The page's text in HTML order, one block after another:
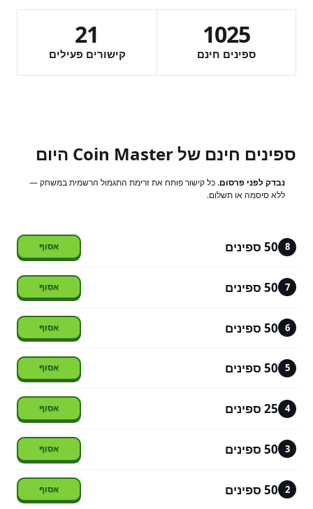
1025
ספינים חינם
21
קישורים פעילים
ספינים חינם של Coin Master היום
נבדק לפני פרסום.כל קישור פותח את זרימת התגמול הרשמית במשחק —
ללא סיסמה או תשלום.
8 50 ספינים
7 50 ספינים
6 50 ספינים
5 50 ספינים
4 25 ספינים
3 50 ספינים
2 50 ספינים